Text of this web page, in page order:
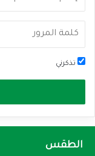
تذكرني
الطقس